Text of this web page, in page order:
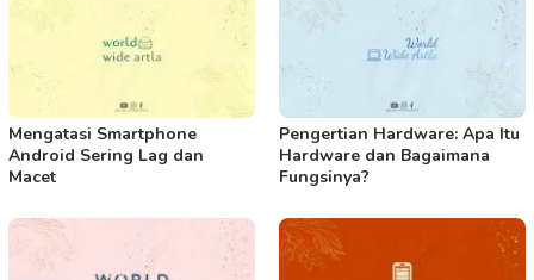
Mengatasi Smartphone
Android Sering Lag dan
Macet
Pengertian Hardware: Apa Itu
Hardware dan Bagaimana
Fungsinya?